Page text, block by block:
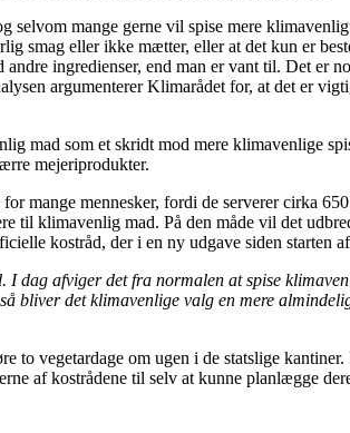
selvom mange gerne vil spise mere
smag eller ikke mætter, eller at det kun er
ingredienser, end man er vant til. Det er
argumenterer Klimarådet for, at det er
mad som et skridt mod mere klimavenlige
mejeriprodukter.
mange mennesker, fordi de serverer cirka
til klimavenlig mad. På den måde vil det
kostråd, der i en ny udgave siden starten
dag afviger det fra normalen at spise
bliver det klimavenlige valg en mere
to vegetardage om ugen i de statslige
af kostrådene til selv at kunne planlægge